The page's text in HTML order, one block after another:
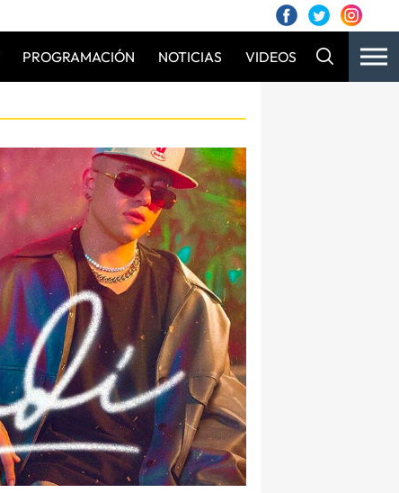
PROGRAMACIÓN NOTICIAS VIDEOS